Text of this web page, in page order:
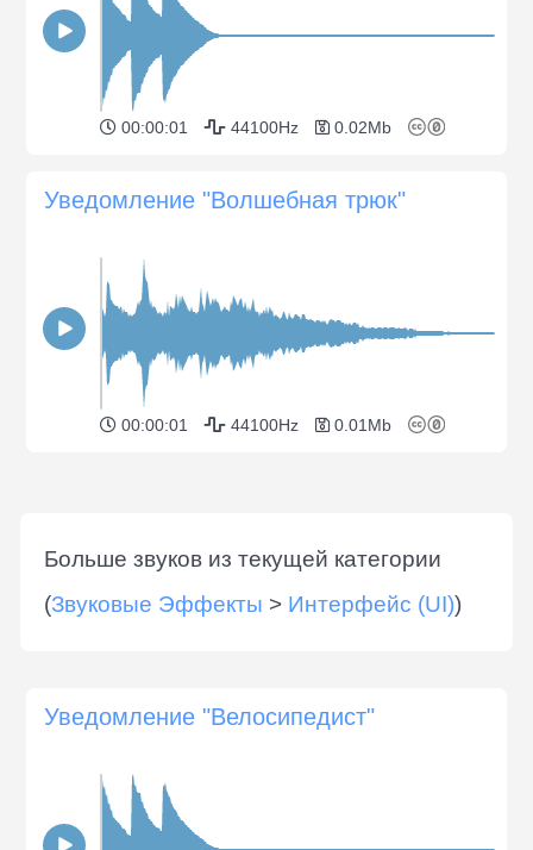
00:00:01 44100Hz 0.02Mb
Уведомление "Волшебная трюк"
00:00:01 44100Hz 0.01Mb
Больше звуков из текущей категории
(Звуковые Эффекты > Интерфейс (UI))
Уведомление "Велосипедист"